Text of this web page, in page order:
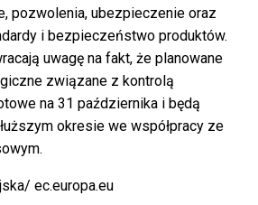
pozwolenia, ubezpieczenie oraz
i bezpieczeństwo produktów.
uwagę na fakt, że planowane
związane z kontrolą
na 31 października i będą
okresie we współpracy ze
ec.europa.eu